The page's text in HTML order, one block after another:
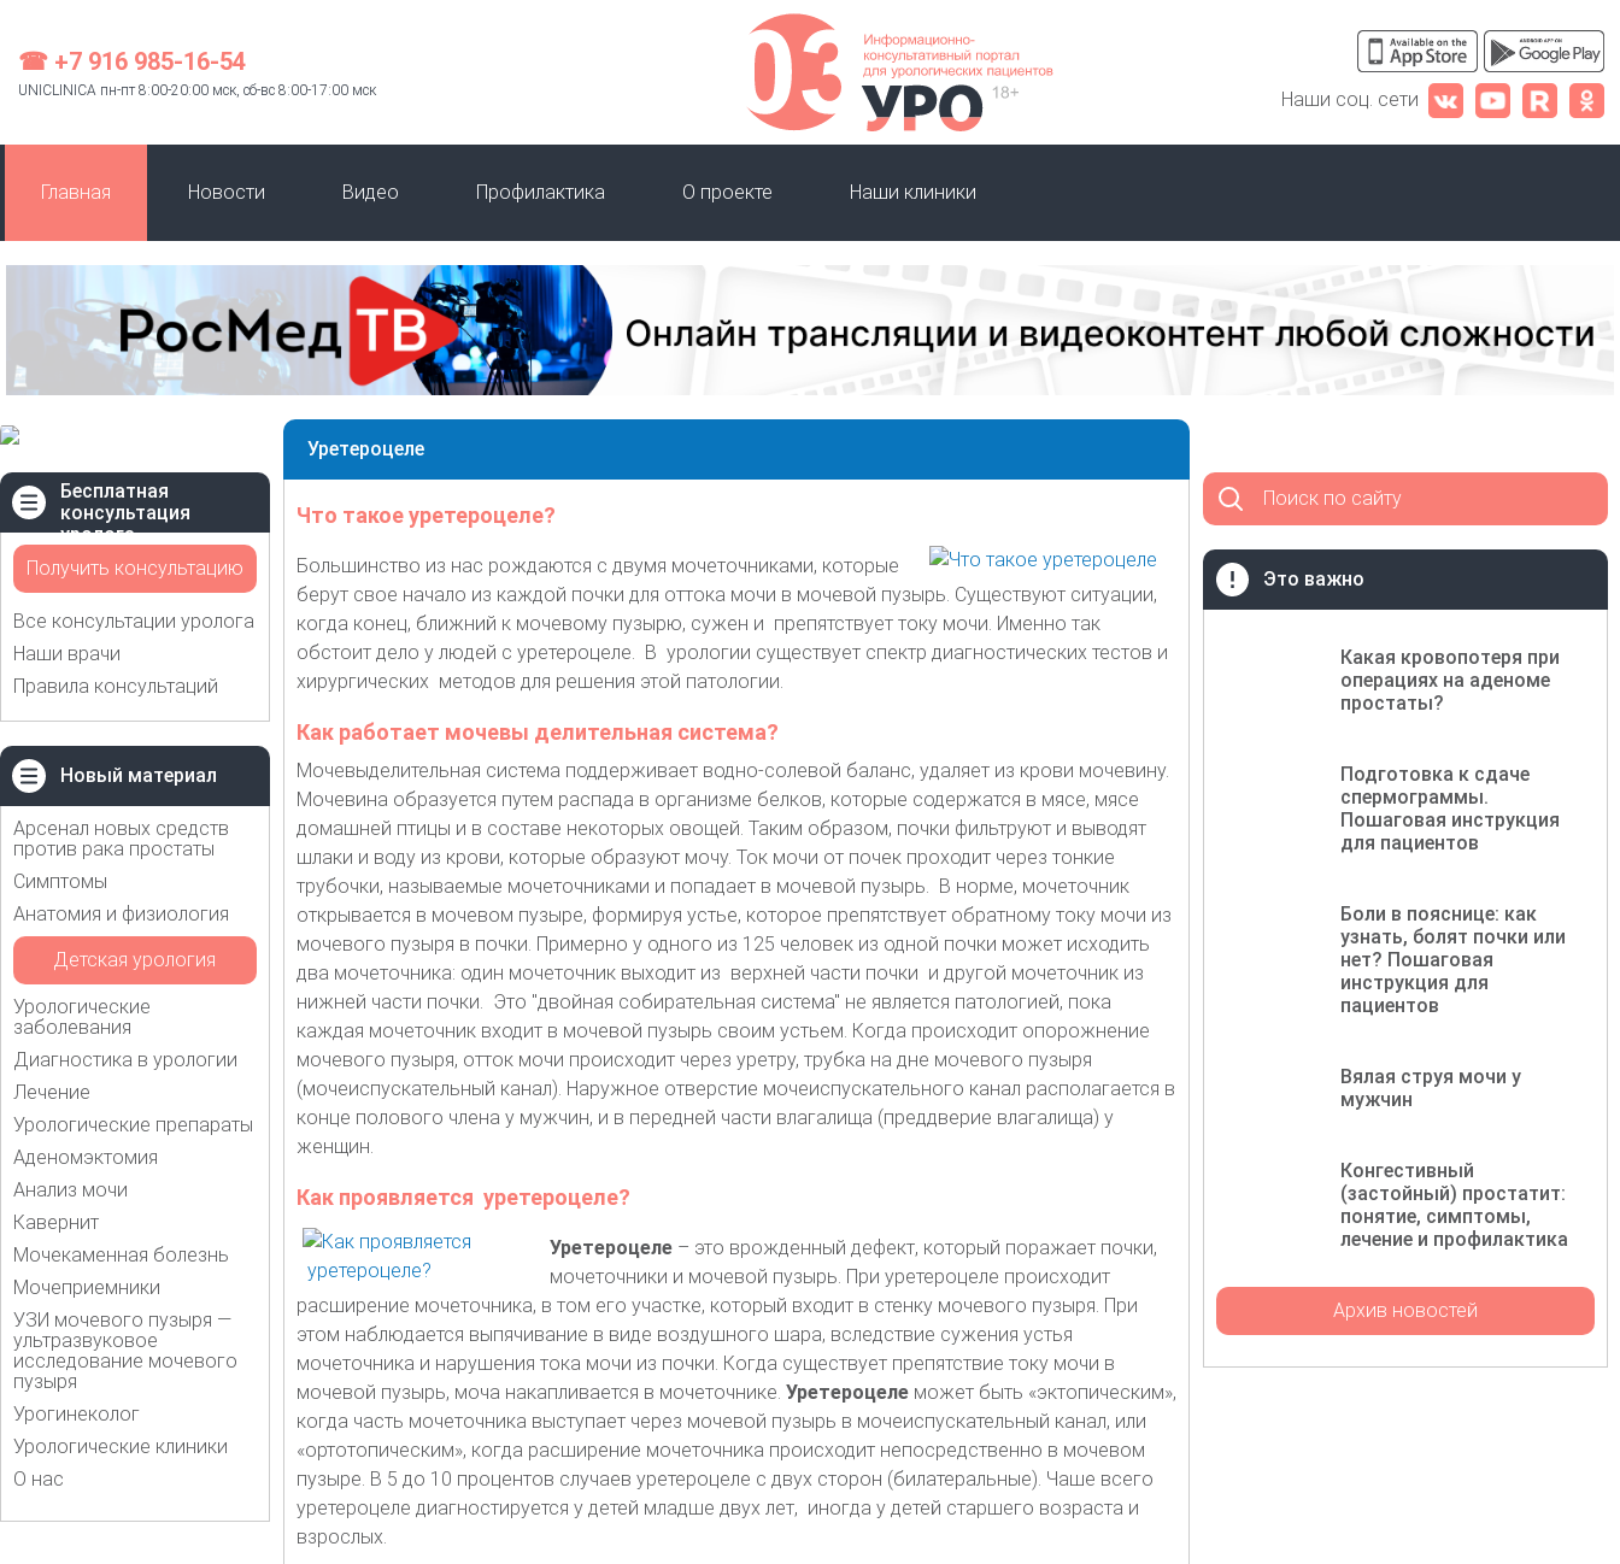
☎ +7 916 985-16-54
UNICLINICA пн-пт 8:00-20:00 мск, сб-вс 8:00-17:00 мск Наши соц. сети
Главная Новости Видео Профилактика О проекте Наши клиники
Бесплатная
консультация
уролога
Получить консультацию
Все консультации уролога
Наши врачи
Правила консультаций
Новый материал
Арсенал новых средств
против рака простаты
Симптомы
Анатомия и физиология
Детская урология
Урологические
заболевания
Диагностика в урологии
Лечение
Урологические препараты
Аденомэктомия
Анализ мочи
Кавернит
Мочекаменная болезнь
Мочеприемники
УЗИ мочевого пузыря —
ультразвуковое
исследование мочевого
пузыря
Урогинеколог
Урологические клиники
О нас
Уретероцеле
Что такое уретероцеле?
Большинство из нас рождаются с двумя мочеточниками, которые
берут свое начало из каждой почки для оттока мочи в мочевой пузырь. Существуют ситуации,
когда конец, ближний к мочевому пузырю, сужен и препятствует току мочи. Именно так
обстоит дело у людей с уретероцеле. В урологии существует спектр диагностических тестов и
хирургических методов для решения этой патологии.
Как работает мочевы делительная система?
Мочевыделительная система поддерживает водно-солевой баланс, удаляет из крови мочевину.
Мочевина образуется путем распада в организме белков, которые содержатся в мясе, мясе
домашней птицы и в составе некоторых овощей. Таким образом, почки фильтруют и выводят
шлаки и воду из крови, которые образуют мочу. Ток мочи от почек проходит через тонкие
трубочки, называемые мочеточниками и попадает в мочевой пузырь. В норме, мочеточник
открывается в мочевом пузыре, формируя устье, которое препятствует обратному току мочи из
мочевого пузыря в почки. Примерно у одного из 125 человек из одной почки может исходить
два мочеточника: один мочеточник выходит из верхней части почки и другой мочеточник из
нижней части почки. Это "двойная собирательная система" не является патологией, пока
каждая мочеточник входит в мочевой пузырь своим устьем. Когда происходит опорожнение
мочевого пузыря, отток мочи происходит через уретру, трубка на дне мочевого пузыря
(мочеиспускательный канал). Наружное отверстие мочеиспускательного канал располагается в
конце полового члена у мужчин, и в передней части влагалища (преддверие влагалища) у
женщин.
Как проявляется уретероцеле?
Уретероцеле– это врожденный дефект, который поражает почки,
мочеточники и мочевой пузырь. При уретероцеле происходит
расширение мочеточника, в том его участке, который входит в стенку мочевого пузыря. При
этом наблюдается выпячивание в виде воздушного шара, вследствие сужения устья
мочеточника и нарушения тока мочи из почки. Когда существует препятствие току мочи в
мочевой пузырь, моча накапливается в мочеточнике. Уретероцелеможет быть «эктопическим»,
когда часть мочеточника выступает через мочевой пузырь в мочеиспускательный канал, или
«ортотопическим», когда расширение мочеточника происходит непосредственно в мочевом
пузыре. В 5 до 10 процентов случаев уретероцеле с двух сторон (билатеральные). Чаше всего
уретероцеле диагностируется у детей младше двух лет, иногда у детей старшего возраста и
взрослых.
Поиск по сайту
Это важно
Какая кровопотеря при
операциях на аденоме
простаты?
Подготовка к сдаче
спермограммы.
Пошаговая инструкция
для пациентов
Боли в пояснице: как
узнать, болят почки или
нет? Пошаговая
инструкция для
пациентов
Вялая струя мочи у
мужчин
Конгестивный
(застойный) простатит:
понятие, симптомы,
лечение и профилактика
Архив новостей